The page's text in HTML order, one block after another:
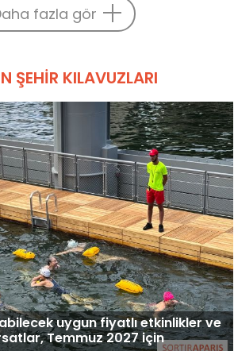
fazla gör
ŞEHIR KILAVUZLARI
uygun fiyatlı etkinlikler ve
Temmuz 2027 için